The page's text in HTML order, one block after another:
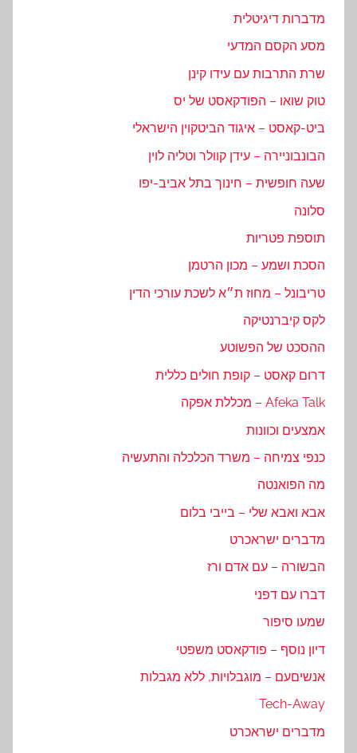
מדברות דיגיטלית
מסע הקסם המדעי
שרת התרבות עם עידו קינן
טוק שואו – הפודקאסט של יס
ביט-קאסט – איגוד הביטקוין הישראלי
הבונבוניירה – עידן קוולר וטליה לוין
שעה חופשית – חינוך בתל אביב-יפו
סלונה
תוספת פטריות
הסכת ושמע – מכון הרטמן
טריבונל – מחוז ת״א לשכת עורכי הדין
לקס קיברנטיקה
ההסכט של הפשוטע
דרום קאסט – קופת חולים כללית
Afeka Talk – מכללת אפקה
אמצעים וכוונות
כנפי צמיחה – משרד הכלכלה והתעשיה
מה הפואנטה
אבא ואבא שלי – בייבי בלום
מדברים ישראכרט
הבשורה – עם אדם ורז
דברו עם דפני
שמעו סיפור
דיון נוסף – פודקאסט משפטי
אנשיםעם – מוגבלויות, ללא מגבלות
Tech-Away
מדברים ישראכרט